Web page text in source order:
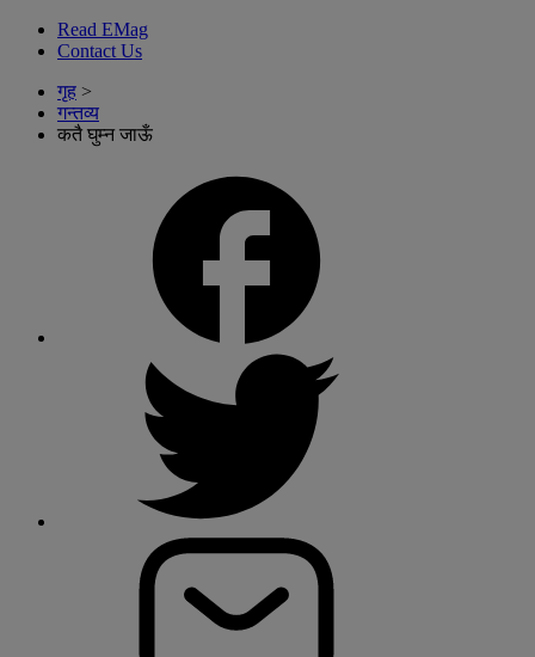
Read EMag
Contact Us
गृह >
गन्तव्य
कतै घुम्न जाऊँ